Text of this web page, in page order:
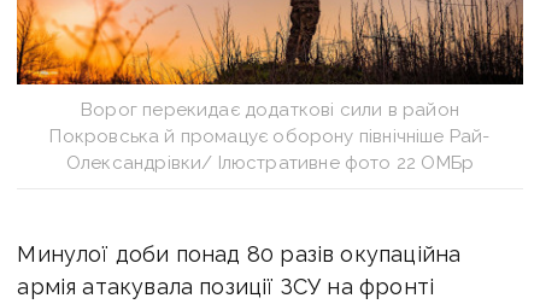
Ворог перекидає додаткові сили в район
Покровська й промацує оборону північніше Рай-
Олександрівки/ Ілюстративне фото 22 ОМБр
Минулої доби понад 80 разів окупаційна
армія атакувала позиції ЗСУ на фронті